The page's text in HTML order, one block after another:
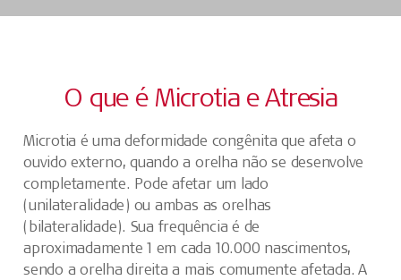
O que é Microtia e Atresia
Microtia é uma deformidade congênita que afeta o
ouvido externo, quando a orelha não se desenvolve
completamente. Pode afetar um lado
(unilateralidade) ou ambas as orelhas
(bilateralidade). Sua frequência é de
aproximadamente 1 em cada 10.000 nascimentos,
sendo a orelha direita a mais comumente afetada. A